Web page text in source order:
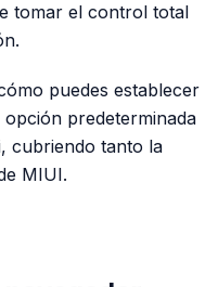
tomar el control total
puedes establecer
predeterminada
cubriendo tanto la
MIUI.